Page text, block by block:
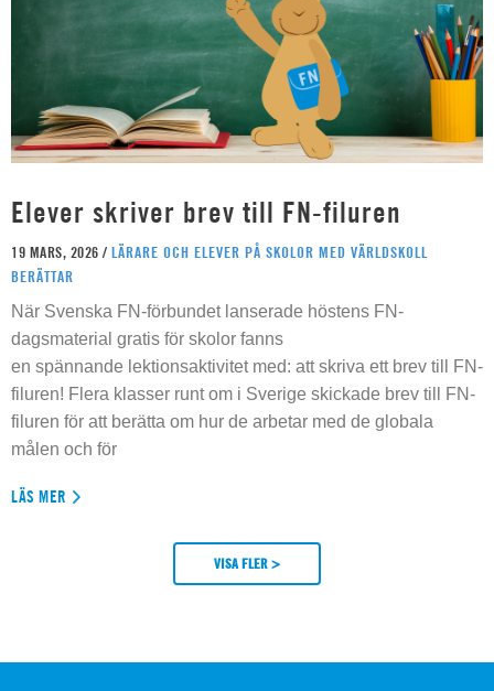
Elever skriver brev till FN-filuren
19 MARS, 2026 / LÄRARE OCH ELEVER PÅ SKOLOR MED VÄRLDSKOLL
BERÄTTAR
När Svenska FN-förbundet lanserade höstens FN-
dagsmaterial gratis för skolor fanns
en spännande lektionsaktivitet med: att skriva ett brev till FN-
filuren! Flera klasser runt om i Sverige skickade brev till FN-
filuren för att berätta om hur de arbetar med de globala
målen och för
LÄS MER
VISA FLER >